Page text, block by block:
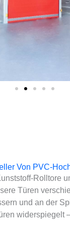
Von PVC-
Rolltore
Türen
und an der
widerspiegelt